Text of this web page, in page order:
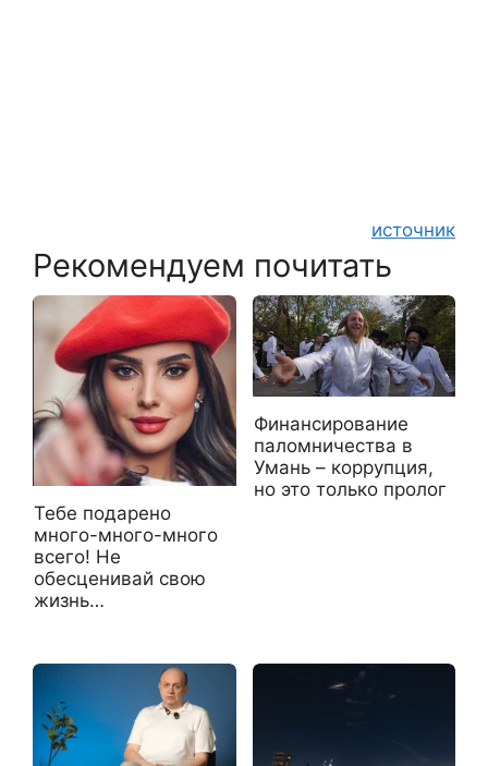
источник
Рекомендуем почитать
Тебе подарено
много-много-много
всего! Не
обесценивай свою
жизнь…
Финансирование
паломничества в
Умань – коррупция,
но это только пролог